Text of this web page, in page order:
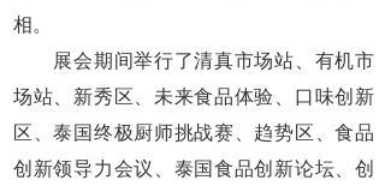
相。
展会期间举行了清真市场站、有机市
场站、新秀区、未来食品体验、口味创新
区、泰国终极厨师挑战赛、趋势区、食品
创新领导力会议、泰国食品创新论坛、创